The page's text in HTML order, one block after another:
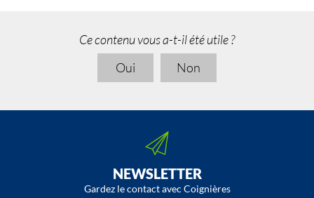
Ce contenu vous a-t-il été utile ?
Oui
Non
NEWSLETTER
Gardez le contact avec Coignières